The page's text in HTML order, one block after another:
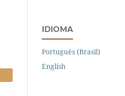
IDIOMA
Português (Brasil)
English